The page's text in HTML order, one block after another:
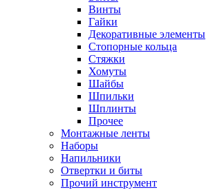
Винты
Гайки
Декоративные элементы
Стопорные кольца
Стяжки
Хомуты
Шайбы
Шпильки
Шплинты
Прочее
Монтажные ленты
Наборы
Напильники
Отвертки и биты
Прочий инструмент